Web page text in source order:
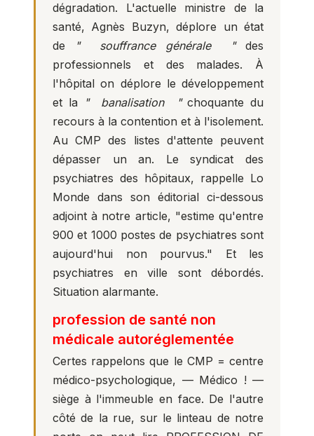
dégradation. L'actuelle ministre de la
santé, Agnès Buzyn, déplore un état
de
" souffrance générale " des
professionnels et des malades. À
l'hôpital on déplore le développement
et la " banalisation "choquante du
recours à la contention et à l'isolement.
Au CMP des listes d'attente peuvent
dépasser un an. Le syndicat des
psychiatres des hôpitaux, rappelle Lo
Monde dans son éditorial ci-dessous
adjoint à notre article, "estime qu'entre
900 et 1000 postes de psychiatres sont
aujourd'hui non pourvus." Et les
psychiatres en ville sont débordés.
Situation alarmante.
profession de santé non
médicale autoréglementée
Certes rappelons que le CMP = centre
médico-psychologique, — Médico ! —
siège à l'immeuble en face. De l'autre
côté de la rue, sur le linteau de notre